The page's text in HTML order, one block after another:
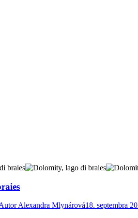
Alexandra Mlynárová18. septembra